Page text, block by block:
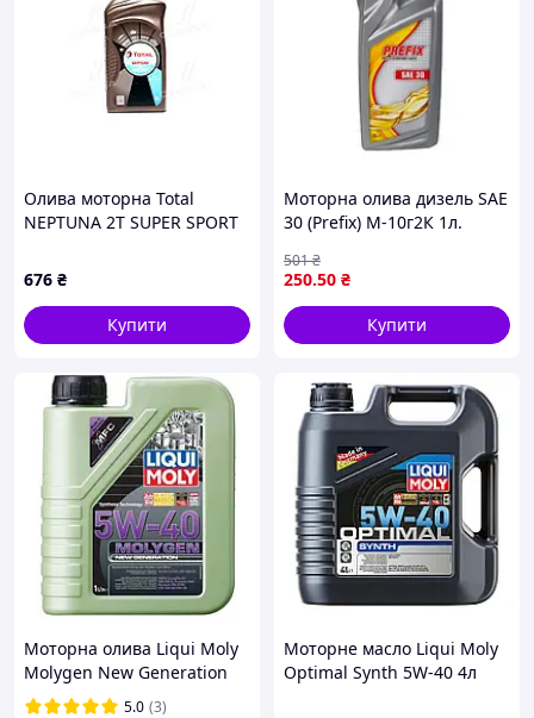
Олива моторна Total
NEPTUNA 2T SUPER SPORT
676 ₴
Купити
Моторна олива дизель SAE
30 (Prefix) М-10г2К 1л.
250.50 ₴
501₴
Купити
Моторна олива Liqui Moly
Molygen New Generation
5W-40 1 л (8576)
5.0 (3)
Моторне масло Liqui Moly
Optimal Synth 5W-40 4л